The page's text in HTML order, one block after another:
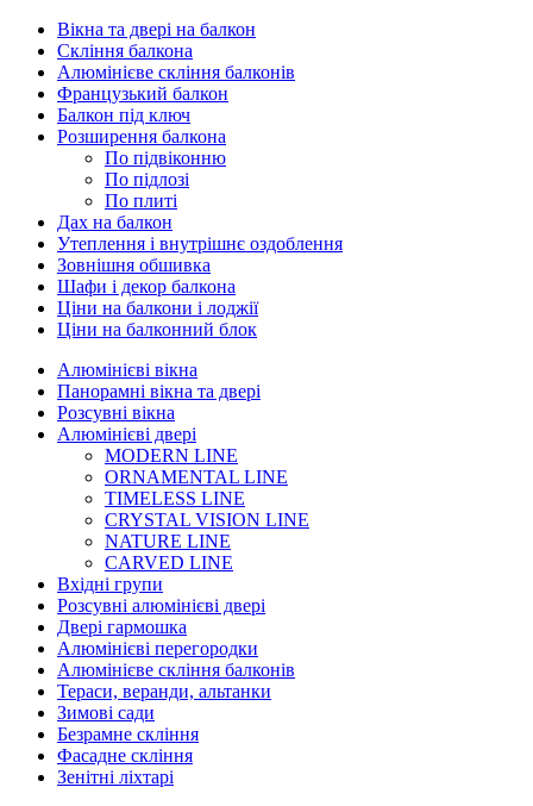
Вікна та двері на балкон
Скління балкона
Алюмінієве скління балконів
Французький балкон
Балкон під ключ
Розширення балкона
По підвіконню
По підлозі
По плиті
Дах на балкон
Утеплення і внутрішнє оздоблення
Зовнішня обшивка
Шафи і декор балкона
Ціни на балкони і лоджії
Ціни на балконний блок
Алюмінієві вікна
Панорамні вікна та двері
Розсувні вікна
Алюмінієві двері
MODERN LINE
ORNAMENTAL LINE
TIMELESS LINE
CRYSTAL VISION LINE
NATURE LINE
CARVED LINE
Вхідні групи
Розсувні алюмінієві двері
Двері гармошка
Алюмінієві перегородки
Алюмінієве скління балконів
Тераси, веранди, альтанки
Зимові сади
Безрамне скління
Фасадне скління
Зенітні ліхтарі